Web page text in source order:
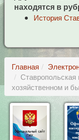
находятся в
История
Главная
Ставропольская
хозяйственном и